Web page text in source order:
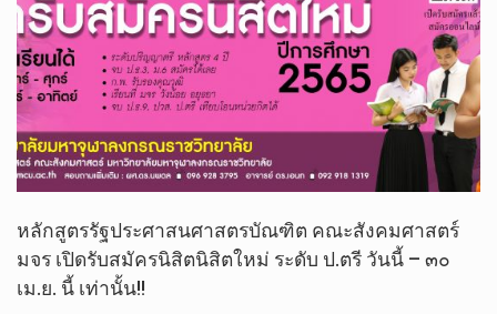
หลักสูตรรัฐประศาสนศาสตรบัณฑิต คณะสังคมศาสตร์
มจร เปิดรับสมัครนิสิตนิสิตใหม่ ระดับ ป.ตรี วันนี้ – ๓๐
เม.ย. นี้ เท่านั้น!!